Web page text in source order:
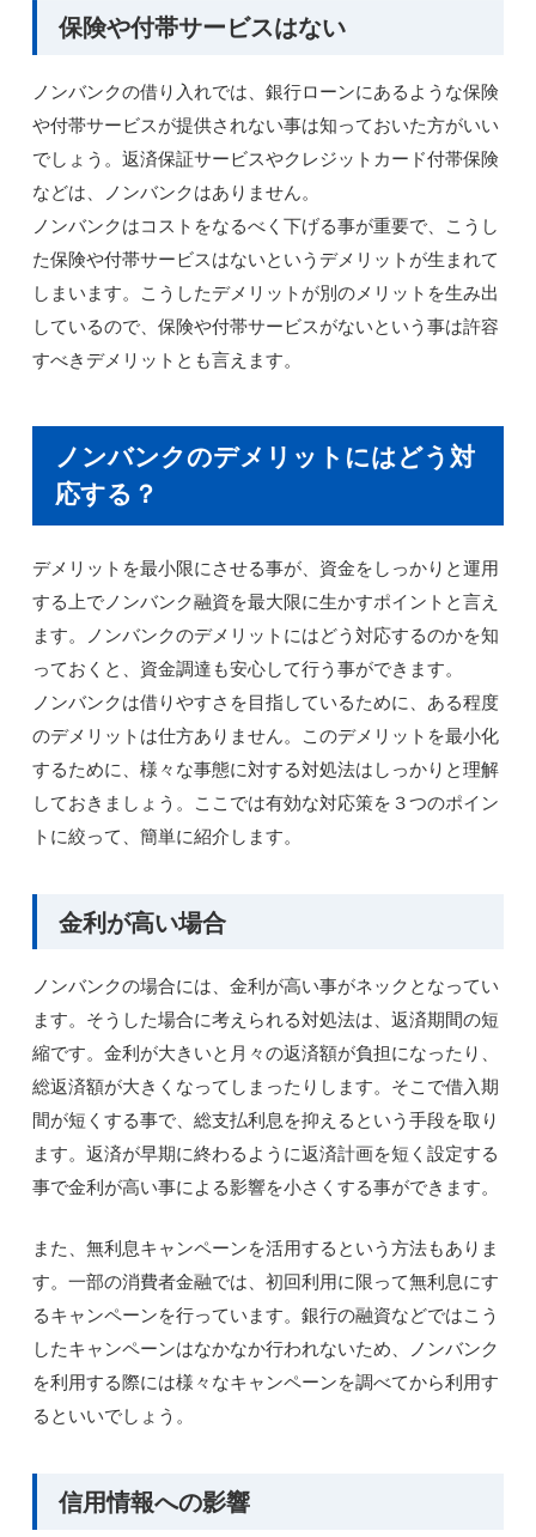
保険や付帯サービスはない
ノンバンクの借り入れでは、銀行ローンにあるような保険
や付帯サービスが提供されない事は知っておいた方がいい
でしょう。返済保証サービスやクレジットカード付帯保険
などは、ノンバンクはありません。
ノンバンクはコストをなるべく下げる事が重要で、こうし
た保険や付帯サービスはないというデメリットが生まれて
しまいます。こうしたデメリットが別のメリットを生み出
しているので、保険や付帯サービスがないという事は許容
すべきデメリットとも言えます。
ノンバンクのデメリットにはどう対
応する？
デメリットを最小限にさせる事が、資金をしっかりと運用
する上でノンバンク融資を最大限に生かすポイントと言え
ます。ノンバンクのデメリットにはどう対応するのかを知
っておくと、資金調達も安心して行う事ができます。
ノンバンクは借りやすさを目指しているために、ある程度
のデメリットは仕方ありません。このデメリットを最小化
するために、様々な事態に対する対処法はしっかりと理解
しておきましょう。ここでは有効な対応策を３つのポイン
トに絞って、簡単に紹介します。
金利が高い場合
ノンバンクの場合には、金利が高い事がネックとなってい
ます。そうした場合に考えられる対処法は、返済期間の短
縮です。金利が大きいと月々の返済額が負担になったり、
総返済額が大きくなってしまったりします。そこで借入期
間が短くする事で、総支払利息を抑えるという手段を取り
ます。返済が早期に終わるように返済計画を短く設定する
事で金利が高い事による影響を小さくする事ができます。
また、無利息キャンペーンを活用するという方法もありま
す。一部の消費者金融では、初回利用に限って無利息にす
るキャンペーンを行っています。銀行の融資などではこう
したキャンペーンはなかなか行われないため、ノンバンク
を利用する際には様々なキャンペーンを調べてから利用す
るといいでしょう。
信用情報への影響